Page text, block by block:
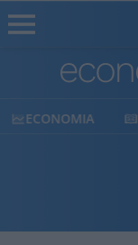
ECONOMIA